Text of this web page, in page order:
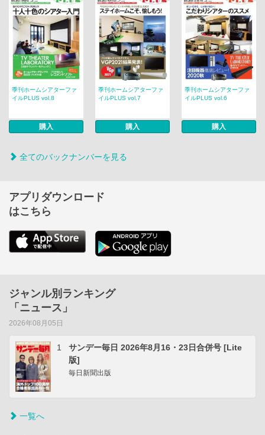
季刊ホームシアターファ
イルPLUS vol.8
購入
季刊ホームシアターファ
イルPLUS vol.7
購入
季刊ホームシアターファ
イルPLUS vol.6
購入
全てのバックナンバーを見る
アプリダウンロード
はこちら
ジャンル別ランキング
「ニュース」
2026年08月05日
1
サンデー毎日 2026年8月16・23日合併号 [Lite
版]
毎日新聞出版
一覧へ